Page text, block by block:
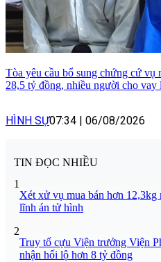
Tòa yêu cầu bổ sung chứng cứ vụ
28,5 tỷ đồng, nhiều người cho vay
HÌNH SỰ07:34 | 06/08/2026
TIN ĐỌC NHIỀU
1
Xét xử vụ mua bán hơn
lĩnh án tử hình
2
Truy tố cựu Viện trưởng Viện
nhận hối lộ hơn 8 tỷ đồng